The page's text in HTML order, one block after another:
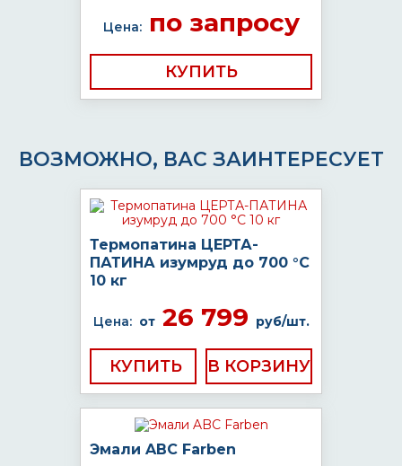
Цена:по запросу
КУПИТЬ
ВОЗМОЖНО, ВАС ЗАИНТЕРЕСУЕТ
Термопатина ЦЕРТА-
ПАТИНА изумруд до 700 °C
10 кг
Цена: от26 799 руб/шт.
КУПИТЬ
Эмали ABC Farben